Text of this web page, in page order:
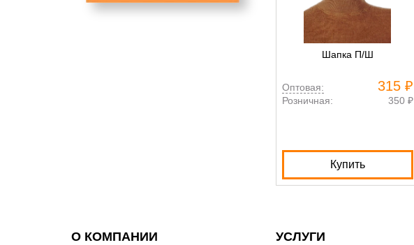
Шапка П/Ш
Оптовая: 315 ₽
Розничная: 350 ₽
Купить
О КОМПАНИИ УСЛУГИ